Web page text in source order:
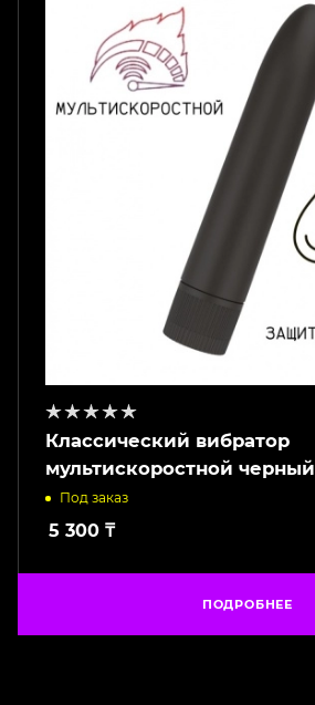
Классический вибратор
мультискоростной черный
Под заказ
5 300 ₸
ПОДРОБНЕЕ